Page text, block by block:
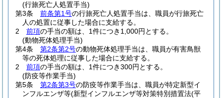
(行旅死亡人処置手当)
第3条
前条第1号の行旅死亡人処置手当は、職員が行旅死亡
人の処置に従事した場合に支給する。
2
前項の手当の額は、1件につき1,000円とする。
(動物死体処理手当)
第4条
第2条第2号の動物死体処理手当は、職員が有害鳥獣
等の死体処理に従事した場合に支給する。
2
前項の手当の額は、1件につき300円とする。
(防疫等作業手当)
第5条
第2条第3号の防疫等作業手当は、職員が特定新型イ
ンフルエンザ等(新型インフルエンザ等対策特別措置法(平